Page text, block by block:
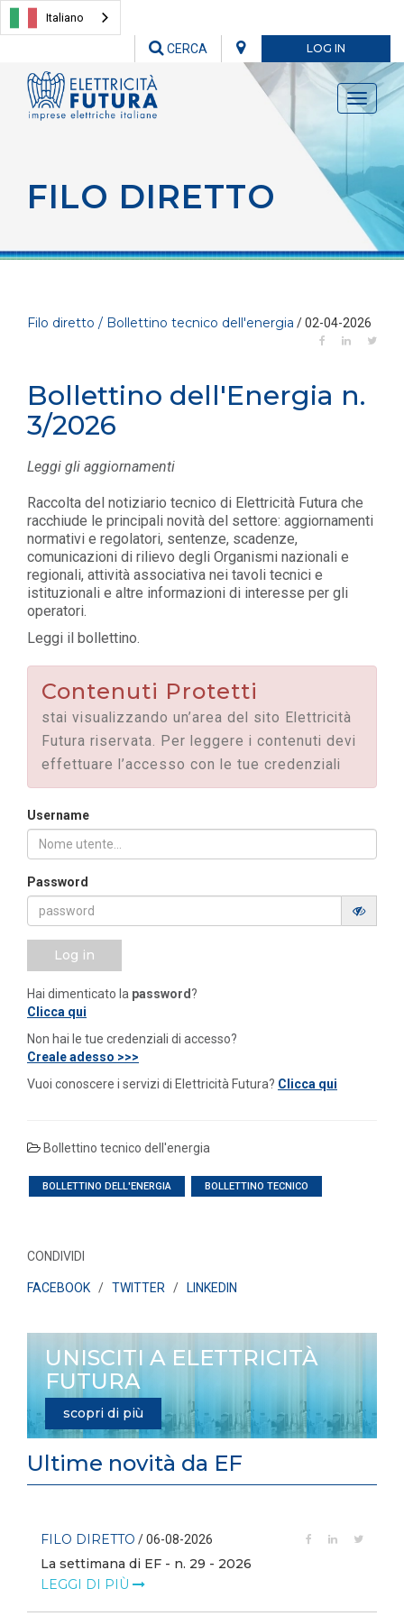
Italiano
LOG IN
CERCA
Toggle
FILO DIRETTO
Filo diretto / Bollettino tecnico dell'energia / 02-04-2026
Bollettino dell'Energia n.
3/2026
Leggi gli aggiornamenti
Raccolta del notiziario tecnico di Elettricità Futura che
racchiude le principali novità del settore: aggiornamenti
normativi e regolatori, sentenze, scadenze,
comunicazioni di rilievo degli Organismi nazionali e
regionali, attività associativa nei tavoli tecnici e
istituzionali e altre informazioni di interesse per gli
operatori.
Leggi il bollettino.
Contenuti Protetti
stai visualizzando un’area del sito Elettricità
Futura riservata. Per leggere i contenuti devi
effettuare l’accesso con le tue credenziali
Username
Password
Log in
Hai dimenticato la password ?
Clicca qui
Non hai le tue credenziali di accesso?
Creale adesso >>>
Vuoi conoscere i servizi di Elettricità Futura? Clicca qui
Bollettino tecnico dell'energia
BOLLETTINO DELL'ENERGIA BOLLETTINO TECNICO
CONDIVIDI
FACEBOOK / TWITTER / LINKEDIN
UNISCITI A ELETTRICITÀ
FUTURA
scopri di più
Ultime novità da EF
FILO DIRETTO / 06-08-2026
La settimana di EF - n. 29 - 2026
LEGGI DI PIÙ